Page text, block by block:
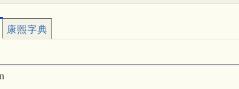
康熙字典